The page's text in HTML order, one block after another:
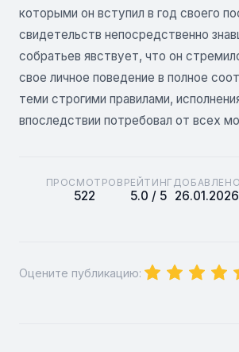
которыми он вступил в год своего
свидетельств непосредственно
собратьев явствует, что он
свое личное поведение в полное
теми строгими правилами,
впоследствии потребовал от всех
ПРОСМОТРОВ
522
РЕЙТИНГ
5.0 / 5
ДОБАВЛЕНО
26.01.2026
Оцените публикацию: